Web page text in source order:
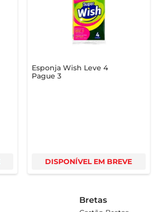
Esponja Wish Leve 4
Pague 3
DISPONÍVEL EM BREVE
Bretas